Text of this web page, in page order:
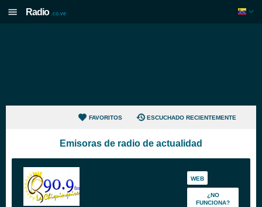
Radio .co.ve
FAVORITOS ESCUCHADO RECIENTEMENTE
Emisoras de radio de actualidad
WEB
¿NO
FUNCIONA?